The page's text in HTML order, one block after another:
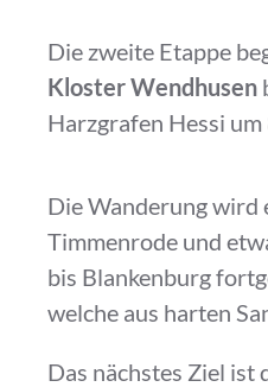
Die zweite Etappe
Kloster Wendhusen
Harzgrafen Hessi
Die Wanderung wird
Timmenrode und
bis Blankenburg
welche aus harten
Das nächstes Ziel ist